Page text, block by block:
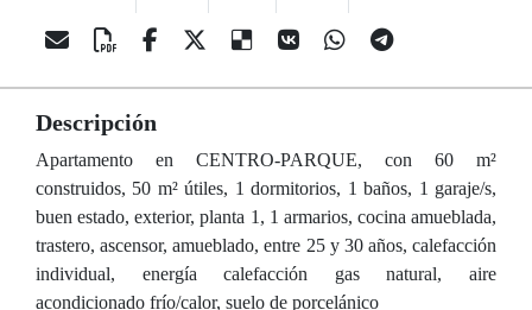
Descripción
Apartamento en CENTRO-PARQUE, con 60 m²
construidos, 50 m² útiles, 1 dormitorios, 1 baños, 1 garaje/s,
buen estado, exterior, planta 1, 1 armarios, cocina amueblada,
trastero, ascensor, amueblado, entre 25 y 30 años, calefacción
individual, energía calefacción gas natural, aire
acondicionado frío/calor, suelo de porcelánico